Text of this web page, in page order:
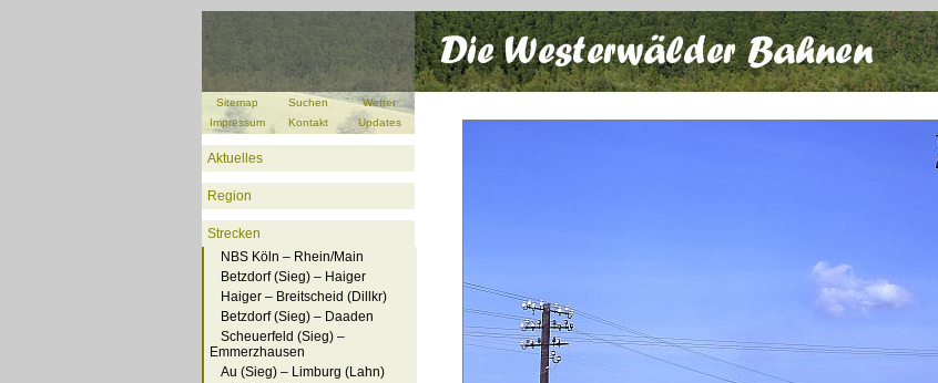
Sitemap Suchen
Wetter
Impressum
Kontakt Updates
Aktuelles
Region
Strecken
NBS Köln – Rhein/Main
Betzdorf (Sieg) – Haiger
Haiger – Breitscheid (Dillkr)
Betzdorf (Sieg) – Daaden
Scheuerfeld (Sieg) –
Emmerzhausen
Au (Sieg) – Limburg (Lahn)